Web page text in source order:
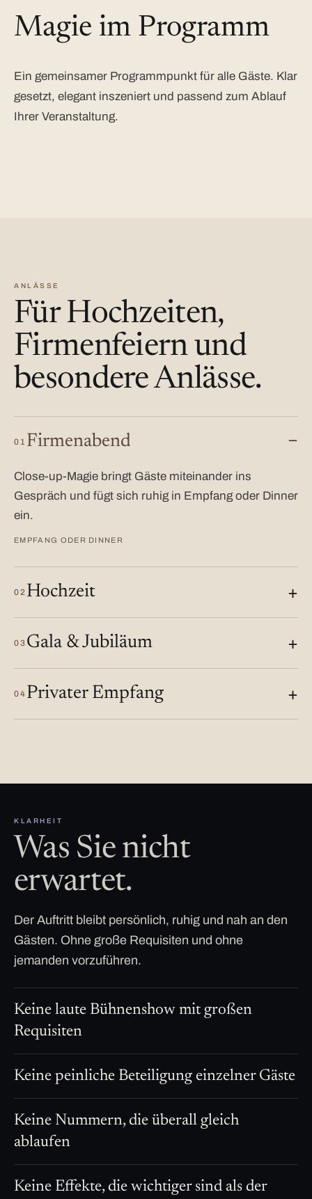
Magie im Programm
Ein gemeinsamer Programmpunkt für alle Gäste. Klar
gesetzt, elegant inszeniert und passend zum Ablauf
Ihrer Veranstaltung.
ANLÄSSE
Für Hochzeiten,
Firmenfeiern und
besondere Anlässe.
01 Firmenabend
Close-up-Magie bringt Gäste miteinander ins
Gespräch und fügt sich ruhig in Empfang oder Dinner
ein.
EMPFANG ODER DINNER
02 Hochzeit
03 Gala & Jubiläum
04 Privater Empfang
KLARHEIT
Was Sie nicht
erwartet.
Der Auftritt bleibt persönlich, ruhig und nah an den
Gästen. Ohne große Requisiten und ohne
jemanden vorzuführen.
Keine laute Bühnenshow mit großen
Requisiten
Keine peinliche Beteiligung einzelner Gäste
Keine Nummern, die überall gleich
ablaufen
Keine Effekte, die wichtiger sind als der